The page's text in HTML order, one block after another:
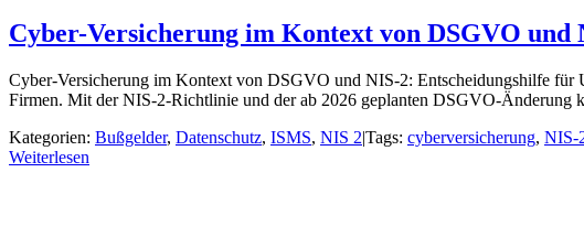
Cyber-Versicherung im Kontext von DSGVO
Cyber-Versicherung im Kontext von DSGVO und NIS-2: Entscheidungshilfe für
Firmen. Mit der NIS-2-Richtlinie und der ab 2026 geplanten DSGVO-Änderung
Kategorien: Bußgelder, Datenschutz, ISMS, NIS 2|Tags: cyberversicherung, NIS-
Weiterlesen